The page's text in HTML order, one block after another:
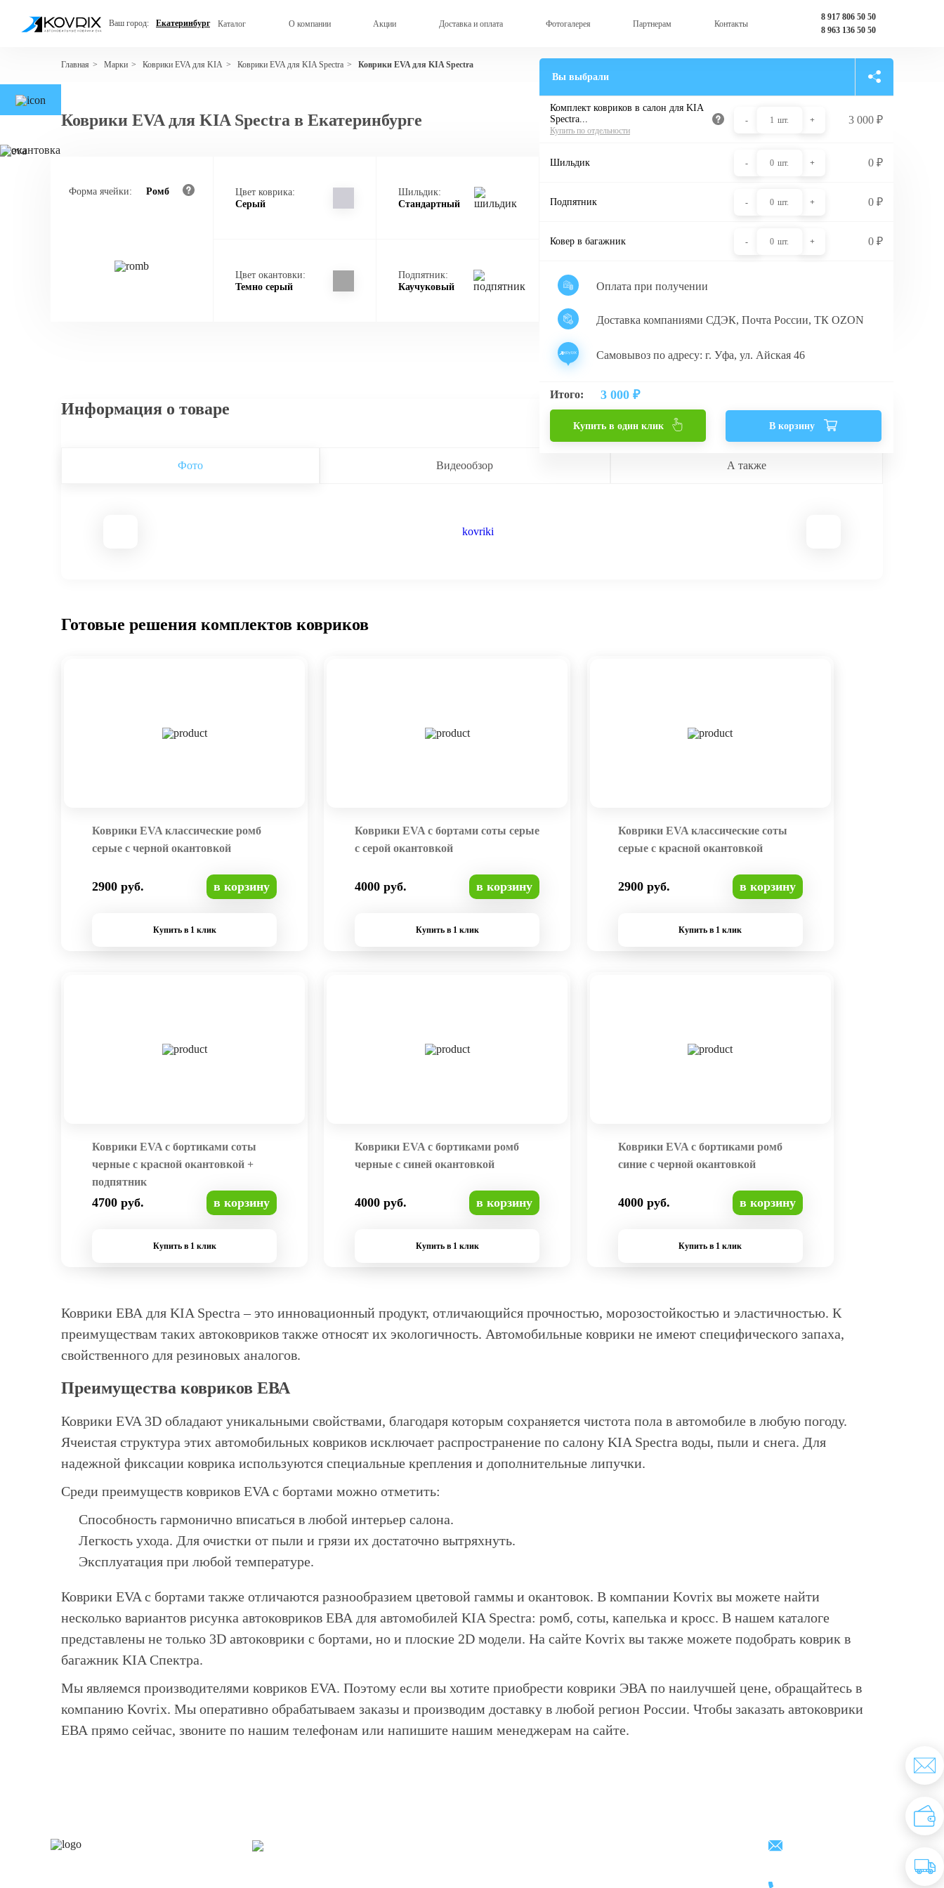
Ваш город: Екатеринбург Каталог О компании Акции Доставка и оплата Фотогалерея Партнерам Контакты
8 917 806 50 50
8 963 136 50 50
Главная > Марки > Коврики EVA для KIA > Коврики EVA для KIA Spectra > Коврики EVA для KIA Spectra
Коврики EVA для KIA Spectra в Екатеринбурге
Форма ячейки: Ромб
Цвет коврика:
Серый
Шильдик:
Стандартный
Цвет окантовки:
Темно серый
Подпятник:
Каучуковый
Вы выбрали
Комплект ковриков в салон для KIA
Spectra...
Купить по отдельности
- 1 шт. + 3 000₽
Шильдик - 0 шт. + 0₽
Подпятник - 0 шт. + 0₽
Ковер в багажник - 0 шт. + 0₽
Оплата при получении
Доставка компаниями СДЭК, Почта России, ТК OZON
Самовывоз по адресу: г. Уфа, ул. Айская 46
Итого: 3 000 ₽
Купить в один клик В корзину
Информация о товаре
Фото Видеообзор А также
Готовые решения комплектов ковриков
Коврики EVA классические ромб
серые с черной окантовкой
2900 руб. в корзину
Купить в 1 клик
Коврики EVA с бортами соты серые
с серой окантовкой
4000 руб. в корзину
Купить в 1 клик
Коврики EVA классические соты
серые с красной окантовкой
2900 руб. в корзину
Купить в 1 клик
Коврики EVA с бортиками соты
черные с красной окантовкой +
подпятник
4700 руб. в корзину
Купить в 1 клик
Коврики EVA с бортиками ромб
черные с синей окантовкой
4000 руб. в корзину
Купить в 1 клик
Коврики EVA с бортиками ромб
синие с черной окантовкой
4000 руб. в корзину
Купить в 1 клик
Коврики ЕВА для KIA Spectra – это инновационный продукт, отличающийся прочностью, морозостойкостью и эластичностью. К
преимуществам таких автоковриков также относят их экологичность. Автомобильные коврики не имеют специфического запаха,
свойственного для резиновых аналогов.
Преимущества ковриков ЕВА
Коврики EVA 3D обладают уникальными свойствами, благодаря которым сохраняется чистота пола в автомобиле в любую погоду.
Ячеистая структура этих автомобильных ковриков исключает распространение по салону KIA Spectra воды, пыли и снега. Для
надежной фиксации коврика используются специальные крепления и дополнительные липучки.
Среди преимуществ ковриков EVA с бортами можно отметить:
Способность гармонично вписаться в любой интерьер салона.
Легкость ухода. Для очистки от пыли и грязи их достаточно вытряхнуть.
Эксплуатация при любой температуре.
Коврики EVA с бортами также отличаются разнообразием цветовой гаммы и окантовок. В компании Kovrix вы можете найти
несколько вариантов рисунка автоковриков ЕВА для автомобилей KIA Spectra: ромб, соты, капелька и кросс. В нашем каталоге
представлены не только 3D автоковрики с бортами, но и плоские 2D модели. На сайте Kovrix вы также можете подобрать коврик в
багажник KIA Спектра.
Мы являемся производителями ковриков EVA. Поэтому если вы хотите приобрести коврики ЭВА по наилучшей цене, обращайтесь в
компанию Kovrix. Мы оперативно обрабатываем заказы и производим доставку в любой регион России. Чтобы заказать автоковрики
ЕВА прямо сейчас, звоните по нашим телефонам или напишите нашим менеджерам на сайте.